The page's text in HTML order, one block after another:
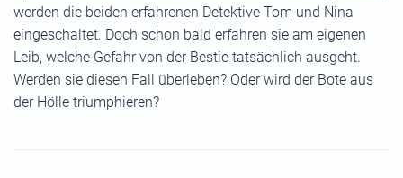
werden die beiden erfahrenen Detektive Tom und Nina
eingeschaltet. Doch schon bald erfahren sie am eigenen
Leib, welche Gefahr von der Bestie tatsächlich ausgeht.
Werden sie diesen Fall überleben? Oder wird der Bote aus
der Hölle triumphieren?